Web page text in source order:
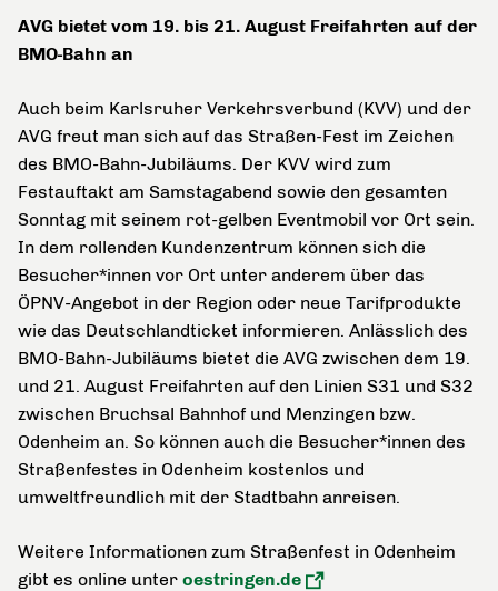
AVG bietet vom 19. bis 21. August Freifahrten auf der
BMO-Bahn an
Auch beim Karlsruher Verkehrsverbund (KVV) und der
AVG freut man sich auf das Straßen-Fest im Zeichen
des BMO-Bahn-Jubiläums. Der KVV wird zum
Festauftakt am Samstagabend sowie den gesamten
Sonntag mit seinem rot-gelben Eventmobil vor Ort sein.
In dem rollenden Kundenzentrum können sich die
Besucher*innen vor Ort unter anderem über das
ÖPNV-Angebot in der Region oder neue Tarifprodukte
wie das Deutschlandticket informieren. Anlässlich des
BMO-Bahn-Jubiläums bietet die AVG zwischen dem 19.
und 21. August Freifahrten auf den Linien S31 und S32
zwischen Bruchsal Bahnhof und Menzingen bzw.
Odenheim an. So können auch die Besucher*innen des
Straßenfestes in Odenheim kostenlos und
umweltfreundlich mit der Stadtbahn anreisen.
Weitere Informationen zum Straßenfest in Odenheim
gibt es online unter oestringen.de